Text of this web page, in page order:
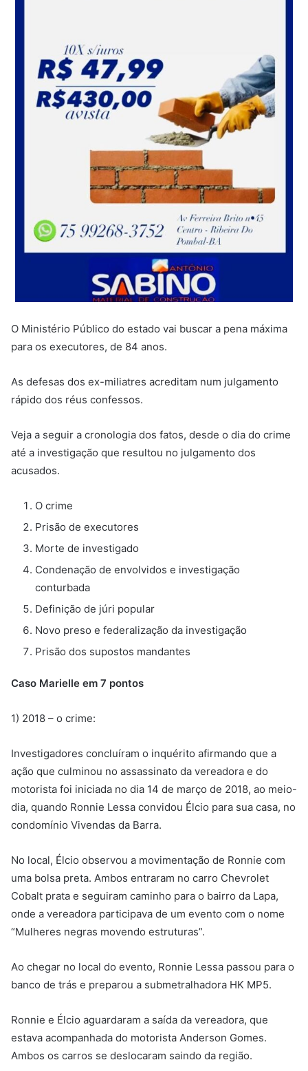
O Ministério Público do estado vai buscar a pena máxima
para os executores, de 84 anos.
As defesas dos ex-miliatres acreditam num julgamento
rápido dos réus confessos.
Veja a seguir a cronologia dos fatos, desde o dia do crime
até a investigação que resultou no julgamento dos
acusados.
O crime
Prisão de executores
Morte de investigado
Condenação de envolvidos e investigação
conturbada
Definição de júri popular
Novo preso e federalização da investigação
Prisão dos supostos mandantes
Caso Marielle em 7 pontos
1) 2018 – o crime:
Investigadores concluíram o inquérito afirmando que a
ação que culminou no assassinato da vereadora e do
motorista foi iniciada no dia 14 de março de 2018, ao meio-
dia, quando Ronnie Lessa convidou Élcio para sua casa, no
condomínio Vivendas da Barra.
No local, Élcio observou a movimentação de Ronnie com
uma bolsa preta. Ambos entraram no carro Chevrolet
Cobalt prata e seguiram caminho para o bairro da Lapa,
onde a vereadora participava de um evento com o nome
“Mulheres negras movendo estruturas”.
Ao chegar no local do evento, Ronnie Lessa passou para o
banco de trás e preparou a submetralhadora HK MP5.
Ronnie e Élcio aguardaram a saída da vereadora, que
estava acompanhada do motorista Anderson Gomes.
Ambos os carros se deslocaram saindo da região.